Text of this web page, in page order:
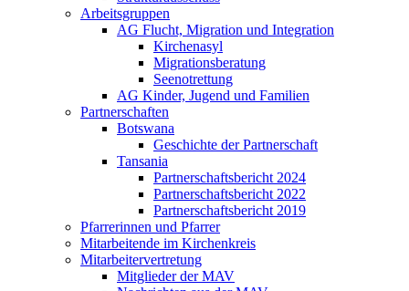
Arbeitsgruppen
AG Flucht, Migration und Integration
Kirchenasyl
Migrationsberatung
Seenotrettung
AG Kinder, Jugend und Familien
Partnerschaften
Botswana
Geschichte der Partnerschaft
Tansania
Partnerschaftsbericht 2024
Partnerschaftsbericht 2022
Partnerschaftsbericht 2019
Pfarrerinnen und Pfarrer
Mitarbeitende im Kirchenkreis
Mitarbeitervertretung
Mitglieder der MAV